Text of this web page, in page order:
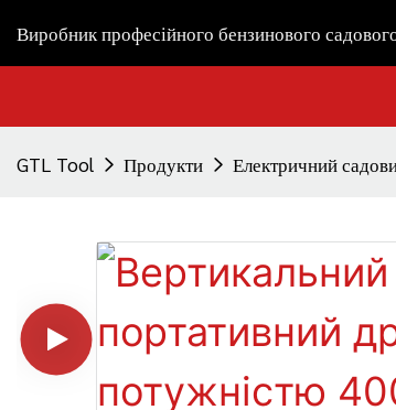
Виробник професійного бензинового
GTL Tool Продукти Електричний